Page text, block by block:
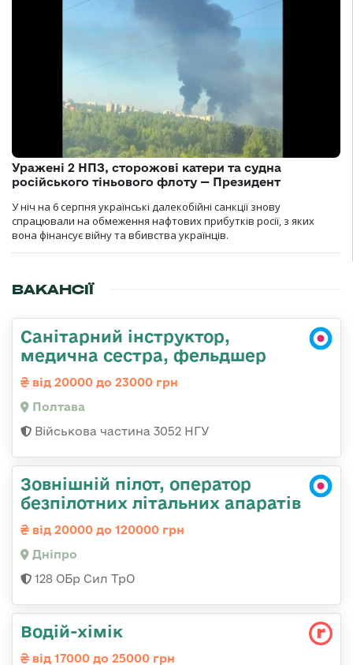
Уражені 2 НПЗ, сторожові катери та судна
російського тіньового флоту — Президент
У ніч на 6 серпня українські далекобійні санкції знову
спрацювали на обмеження нафтових прибутків росії, з яких
вона фінансує війну та вбивства українців.
ВАКАНСІЇ
Санітарний інструктор,
медична сестра, фельдшер
від 20000 до 23000 грн
Полтава
Військова частина 3052 НГУ
Зовнішній пілот, оператор
безпілотних літальних апаратів
від 20000 до 120000 грн
Дніпро
128 ОБр Сил ТрО
Водій-хімік
від 17000 до 25000 грн